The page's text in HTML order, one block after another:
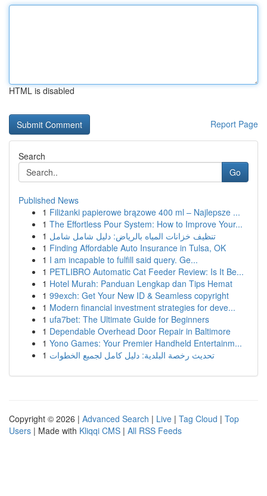
HTML is disabled
Report Page
Search
Go
Published News
1 Filiżanki papierowe brązowe 400 ml – Najlepsze ...
1 The Effortless Pour System: How to Improve Your...
1 تنظيف خزانات المياه بالرياض: دليل شامل شامل
1 Finding Affordable Auto Insurance in Tulsa, OK
1 I am incapable to fulfill said query. Ge...
1 PETLIBRO Automatic Cat Feeder Review: Is It Be...
1 Hotel Murah: Panduan Lengkap dan Tips Hemat
1 99exch: Get Your New ID & Seamless copyright
1 Modern financial investment strategies for deve...
1 ufa7bet: The Ultimate Guide for Beginners
1 Dependable Overhead Door Repair in Baltimore
1 Yono Games: Your Premier Handheld Entertainm...
1 تحديث رخصة البلدية: دليل كامل لجميع الخطوات
Copyright © 2026 | Advanced Search | Live | Tag Cloud | Top
Users | Made with Kliqqi CMS | All RSS Feeds